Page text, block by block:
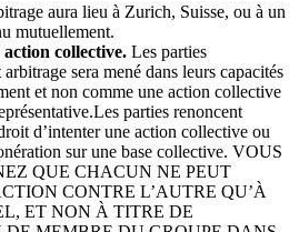
aura lieu à Zurich, Suisse, ou à un
mutuellement.
collective. Les parties
sera mené dans leurs capacités
et non comme une action collective
parties renoncent
d’intenter une action collective ou
sur une base collective. VOUS
QUE CHACUN NE PEUT
CONTRE L’AUTRE QU’À
ET NON À TITRE DE